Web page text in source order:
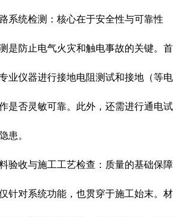
统检测：核心在于安全性与可靠性
防止电气火灾和触电事故的关键。首
业仪器进行接地电阻测试和接地（等
是否灵敏可靠。此外，还需进行通电
患。
收与施工工艺检查：质量的基础保障
对系统功能，也贯穿于施工始末。材